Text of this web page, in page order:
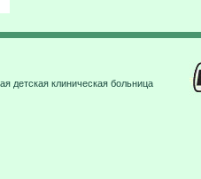
детская клиническая больница